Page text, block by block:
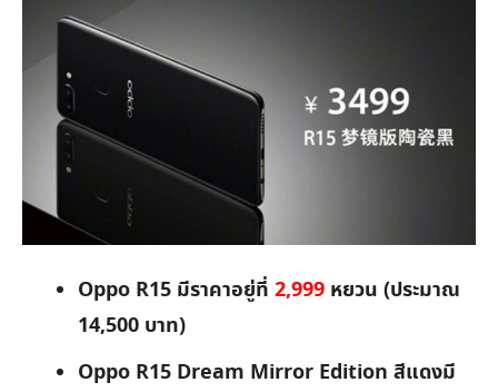
Oppo R15 มีราคาอยู่ที่ 2,999หยวน (ประมาณ
14,500 บาท)
Oppo R15 Dream Mirror Edition สีแดงมี